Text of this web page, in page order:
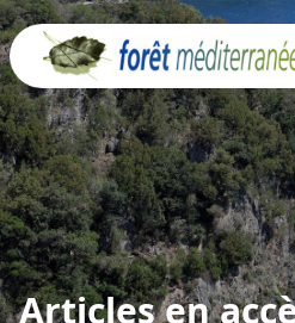
Articles en
Panneau de gestion des cookies